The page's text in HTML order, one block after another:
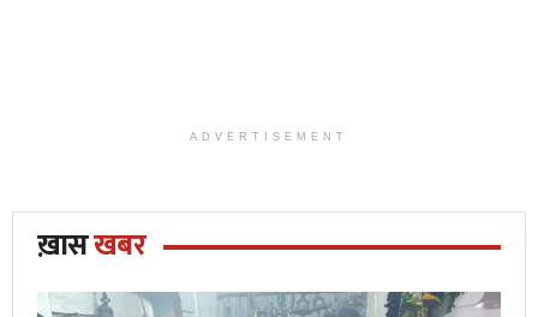
ADVERTISEMENT
ख़ासखबर